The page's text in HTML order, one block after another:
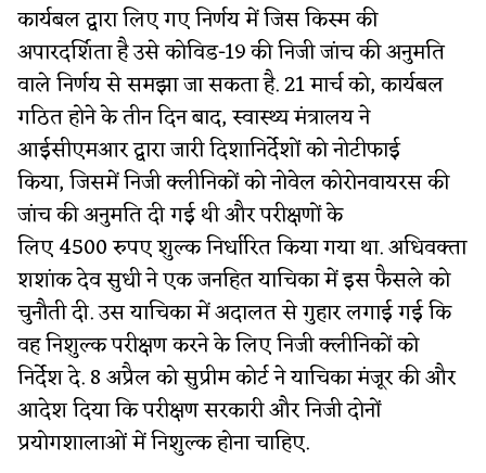
कार्यबल द्वारा लिए गए निर्णय में जिस किस्म की
अपारदर्शिता है उसे कोविड-19 की निजी जांच की अनुमति
वाले निर्णय से समझा जा सकता है. 21 मार्च को, कार्यबल
गठित होने के तीन दिन बाद, स्वास्थ्य मंत्रालय ने
आईसीएमआर द्वारा जारी दिशानिर्देशों को नोटीफाई
किया, जिसमें निजी क्लीनिकों को नोवेल कोरोनवायरस की
जांच की अनुमति दी गई थी और परीक्षणों के
लिए 4500 रुपए शुल्क निर्धारित किया गया था. अधिवक्ता
शशांक देव सुधी ने एक जनहित याचिका में इस फैसले को
चुनौती दी. उस याचिका में अदालत से गुहार लगाई गई कि
वह निशुल्क परीक्षण करने के लिए निजी क्लीनिकों को
निर्देश दे. 8 अप्रैल को सुप्रीम कोर्ट ने याचिका मंजूर की और
आदेश दिया कि परीक्षण सरकारी और निजी दोनों
प्रयोगशालाओं में निशुल्क होना चाहिए.